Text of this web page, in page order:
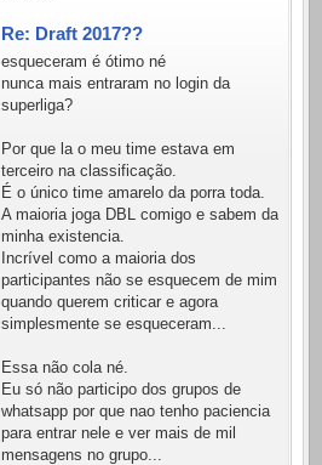
Re: Draft 2017??
esqueceram é ótimo né
nunca mais entraram no login da
superliga?
Por que la o meu time estava em
terceiro na classificação.
É o único time amarelo da porra toda.
A maioria joga DBL comigo e sabem da
minha existencia.
Incrível como a maioria dos
participantes não se esquecem de mim
quando querem criticar e agora
simplesmente se esqueceram...
Essa não cola né.
Eu só não participo dos grupos de
whatsapp por que nao tenho paciencia
para entrar nele e ver mais de mil
mensagens no grupo...